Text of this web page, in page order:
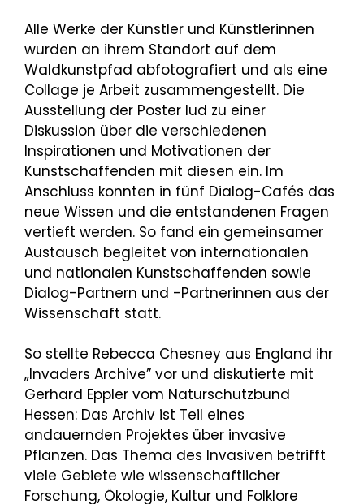
Alle Werke der Künstler und Künstlerinnen
wurden an ihrem Standort auf dem
Waldkunstpfad abfotografiert und als eine
Collage je Arbeit zusammengestellt. Die
Ausstellung der Poster lud zu einer
Diskussion über die verschiedenen
Inspirationen und Motivationen der
Kunstschaffenden mit diesen ein. Im
Anschluss konnten in fünf Dialog-Cafés das
neue Wissen und die entstandenen Fragen
vertieft werden. So fand ein gemeinsamer
Austausch begleitet von internationalen
und nationalen Kunstschaffenden sowie
Dialog-Partnern und -Partnerinnen aus der
Wissenschaft statt.
So stellte Rebecca Chesney aus England ihr
„Invaders Archive” vor und diskutierte mit
Gerhard Eppler vom Naturschutzbund
Hessen: Das Archiv ist Teil eines
andauernden Projektes über invasive
Pflanzen. Das Thema des Invasiven betrifft
viele Gebiete wie wissenschaftlicher
Forschung, Ökologie, Kultur und Folklore